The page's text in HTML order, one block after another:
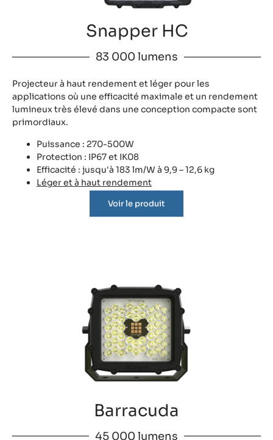
Snapper HC
83 000 lumens
Projecteur à haut rendement et léger pour les
applications où une efficacité maximale et un rendement
lumineux très élevé dans une conception compacte sont
primordiaux.
Puissance : 270-500W
Protection : IP67 et IK08
Efficacité : jusqu'à 183 lm/W à 9,9 – 12,6 kg
Léger et à haut rendement
Voir le produit
Barracuda
45 000 lumens